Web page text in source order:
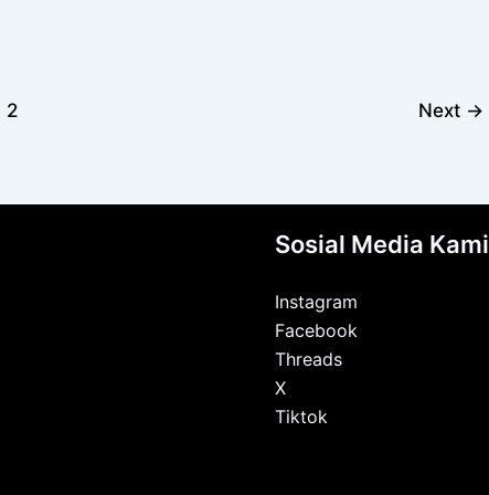
2 Next →
Sosial Media Kami
Instagram
Facebook
Threads
X
Tiktok